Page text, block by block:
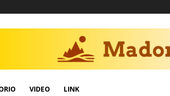
VIDEO LINK